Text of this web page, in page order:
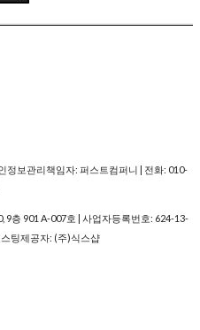
정보관리책임자: 퍼스트컴퍼니 | 전화: 010-
9층 901 A-007호 | 사업자등록번호: 624-13-
스팅제공자: (주)식스샵